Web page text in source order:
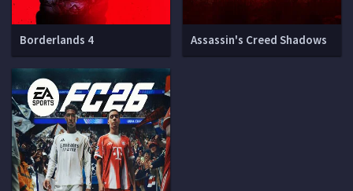
Borderlands 4 Assassin's Creed Shadows